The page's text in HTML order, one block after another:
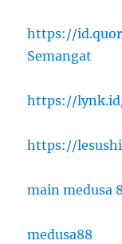
https://
Semangat
https://
https://
main medusa
medusa88